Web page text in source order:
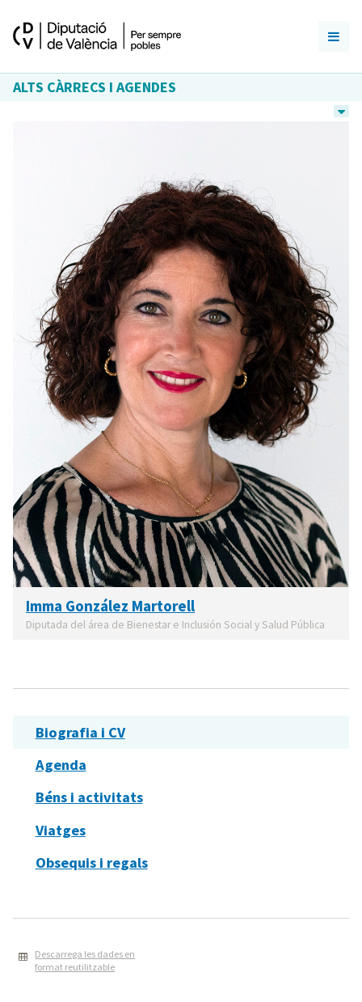
ALTS CÀRRECS I AGENDES
Imma González Martorell
Diputada del área de Bienestar e Inclusión Social y Salud Pública
Biografia i CV
Agenda
Béns i activitats
Viatges
Obsequis i regals
Descarrega les dades en
format reutilitzable